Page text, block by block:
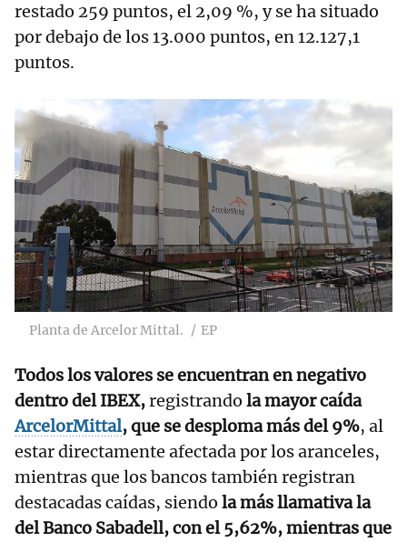
restado 259 puntos, el 2,09 %, y se ha situado
por debajo de los 13.000 puntos, en 12.127,1
puntos.
Planta de Arcelor Mittal. EP
Todos los valores se encuentran en negativo
dentro del IBEX,registrando la mayor caída
ArcelorMittal, que se desploma más del 9%, al
estar directamente afectada por los aranceles,
mientras que los bancos también registran
destacadas caídas, siendo la más llamativa la
del Banco Sabadell, con el 5,62%, mientras que